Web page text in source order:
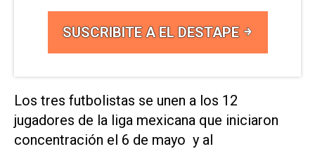
SUSCRIBITE A EL DESTAPE
Los tres futbolistas se unen a los 12
jugadores de la liga mexicana que iniciaron
concentración el 6 ⁠de mayo y al